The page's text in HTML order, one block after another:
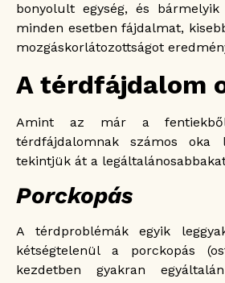
bonyolult egység, és
minden esetben fájdalmat,
mozgáskorlátozottságot
A térdfájdalom
Amint az már a
térdfájdalomnak számos oka
tekintjük át a
Porckopás
A térdproblémák egyik
kétségtelenül a porckopás
kezdetben gyakran